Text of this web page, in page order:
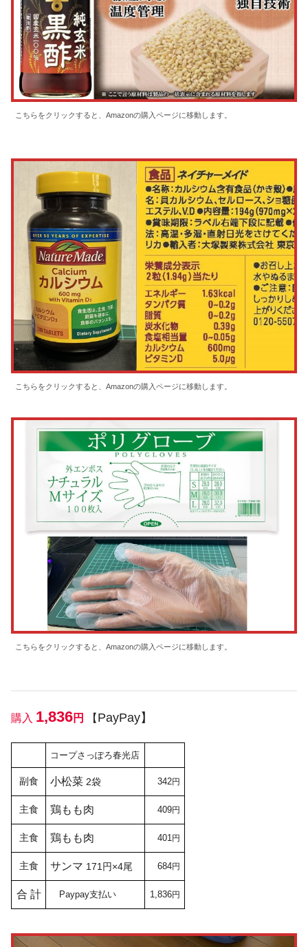
こちらをクリックすると、Amazonの購入ページに移動します。
こちらをクリックすると、Amazonの購入ページに移動します。
こちらをクリックすると、Amazonの購入ページに移動します。
購入 1,836円 【 PayPay】
コープさっぽろ春光店
副食 小松菜 2袋 342円
主食 鶏もも肉 409円
主食 鶏もも肉 401円
主食 サンマ 171円×4尾 684円
合 計 Paypay支払い 1,836円